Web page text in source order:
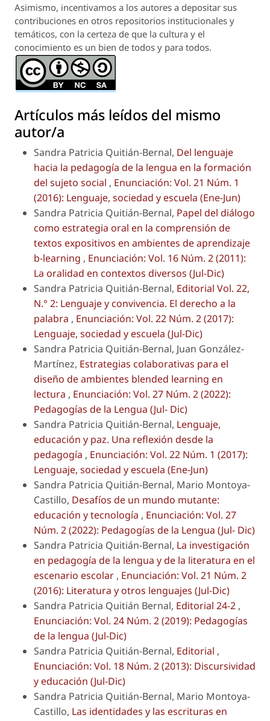
Asimismo, incentivamos a los autores a depositar sus
contribuciones en otros repositorios institucionales y
temáticos, con la certeza de que la cultura y el
conocimiento es un bien de todos y para todos.
Artículos más leídos del mismo
autor/a
Sandra Patricia Quitián-Bernal, Del lenguaje
hacia la pedagogía de la lengua en la formación
del sujeto social , Enunciación: Vol. 21 Núm. 1
(2016): Lenguaje, sociedad y escuela (Ene-Jun)
Sandra Patricia Quitián-Bernal, Papel del diálogo
como estrategia oral en la comprensión de
textos expositivos en ambientes de aprendizaje
b-learning , Enunciación: Vol. 16 Núm. 2 (2011):
La oralidad en contextos diversos (Jul-Dic)
Sandra Patricia Quitián-Bernal, Editorial Vol. 22,
N.° 2: Lenguaje y convivencia. El derecho a la
palabra , Enunciación: Vol. 22 Núm. 2 (2017):
Lenguaje, sociedad y escuela (Jul-Dic)
Sandra Patricia Quitián-Bernal, Juan González-
Martínez, Estrategias colaborativas para el
diseño de ambientes blended learning en
lectura , Enunciación: Vol. 27 Núm. 2 (2022):
Pedagogías de la Lengua (Jul- Dic)
Sandra Patricia Quitián-Bernal, Lenguaje,
educación y paz. Una reflexión desde la
pedagogía , Enunciación: Vol. 22 Núm. 1 (2017):
Lenguaje, sociedad y escuela (Ene-Jun)
Sandra Patricia Quitián-Bernal, Mario Montoya-
Castillo, Desafíos de un mundo mutante:
educación y tecnología , Enunciación: Vol. 27
Núm. 2 (2022): Pedagogías de la Lengua (Jul- Dic)
Sandra Patricia Quitián-Bernal, La investigación
en pedagogía de la lengua y de la literatura en el
escenario escolar , Enunciación: Vol. 21 Núm. 2
(2016): Literatura y otros lenguajes (Jul-Dic)
Sandra Patricia Quitián Bernal, Editorial 24-2 ,
Enunciación: Vol. 24 Núm. 2 (2019): Pedagogías
de la lengua (Jul-Dic)
Sandra Patricia Quitián-Bernal, Editorial ,
Enunciación: Vol. 18 Núm. 2 (2013): Discursividad
y educación (Jul-Dic)
Sandra Patricia Quitián-Bernal, Mario Montoya-
Castillo, Las identidades y las escrituras en